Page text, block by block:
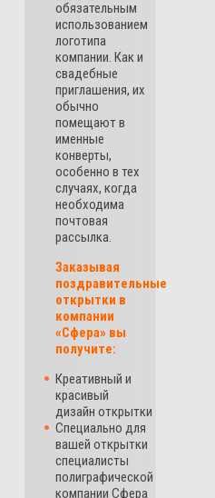
обязательным
использованием
логотипа
компании. Как и
свадебные
приглашения, их
обычно
помещают в
именные
конверты,
особенно в тех
случаях, когда
необходима
почтовая
рассылка.
Заказывая
поздравительные
открытки в
компании
«Сфера» вы
получите:
Креативный и
красивый
дизайн открытки
Специально для
вашей открытки
специалисты
полиграфической
компании Сфера